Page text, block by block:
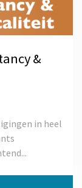
&
in heel